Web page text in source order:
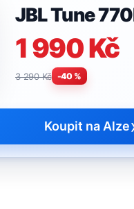
JBL Tune
1 990 Kč
3 290 Kč -40 %
Koupit na Alze